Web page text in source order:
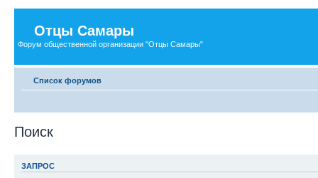
Отцы Самары
Форум общественной организации "Отцы Самары"
Список форумов
Поиск
ЗАПРОС